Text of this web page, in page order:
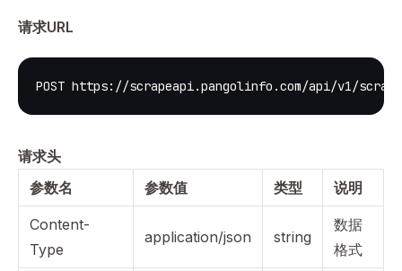
请求URL
POST https://scrapeapi.pangolinfo.com/api/v1/
请求头
参数名
参数值 类型 说明
Content-
Type
application/json string
数据
格式